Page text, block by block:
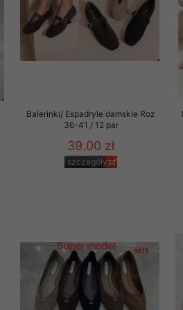
Balerinki/ Espadryle damskie Roz
36-41 / 12 par
39.00 zł
szczegóły